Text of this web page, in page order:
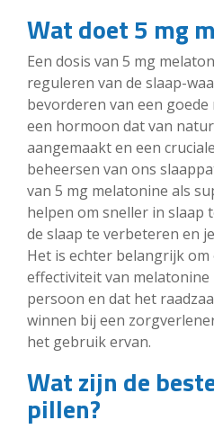
Wat doet 5 mg
Een dosis van 5 mg
reguleren van de slaap-
bevorderen van een
een hormoon dat van
aangemaakt en een
beheersen van ons
van 5 mg melatonine als
helpen om sneller in slaap
de slaap te verbeteren en
Het is echter belangrijk
effectiviteit van
persoon en dat het
winnen bij een
het gebruik ervan.
Wat zijn de
pillen?